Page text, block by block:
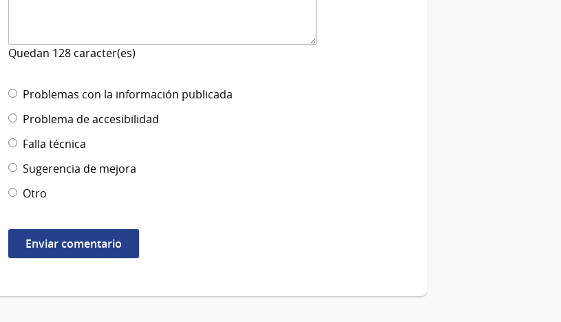
Quedan 128 caracter(es)
Problemas con la información publicada
Problema de accesibilidad
Falla técnica
Sugerencia de mejora
Otro